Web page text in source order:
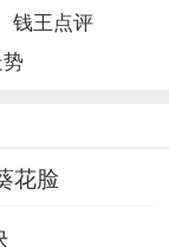
钱王点评
花脸